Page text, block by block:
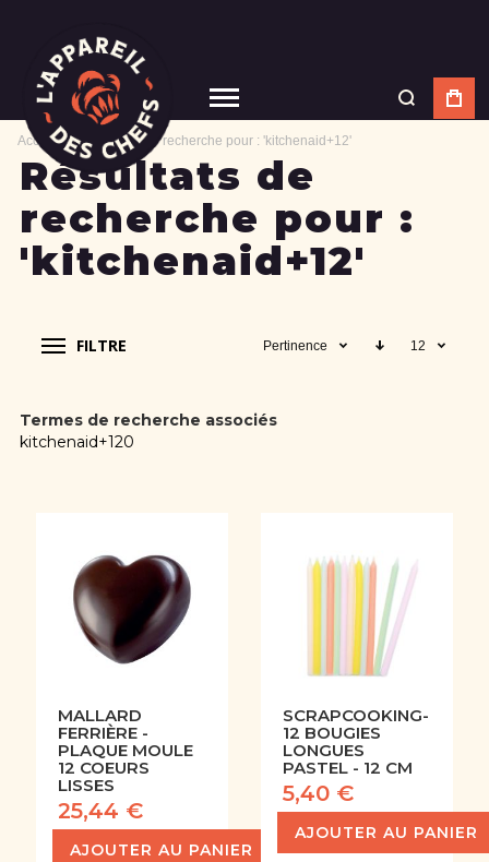
Accueil Résultats de recherche pour : 'kitchenaid+12'
Résultats de
recherche pour :
'kitchenaid+12'
FILTRE Pertinence 12
Termes de recherche associés
kitchenaid+120
MALLARD
FERRIÈRE -
PLAQUE MOULE
12 COEURS
LISSES
25,44 €
AJOUTER AU PANIER
SCRAPCOOKING-
12 BOUGIES
LONGUES
PASTEL - 12 CM
5,40 €
AJOUTER AU PANIER